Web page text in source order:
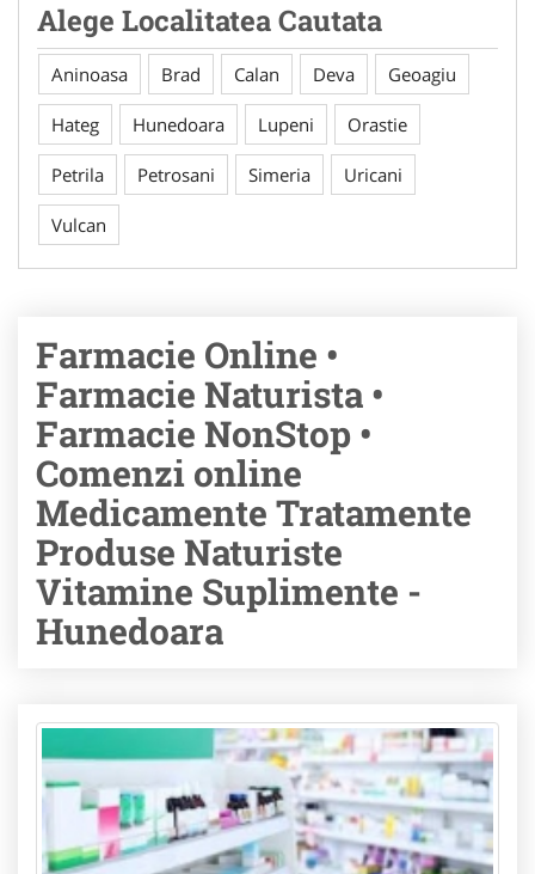
Alege Localitatea Cautata
Aninoasa Brad Calan Deva Geoagiu
Hateg Hunedoara Lupeni Orastie
Petrila Petrosani Simeria Uricani
Vulcan
Farmacie Online •
Farmacie Naturista •
Farmacie NonStop •
Comenzi online
Medicamente Tratamente
Produse Naturiste
Vitamine Suplimente -
Hunedoara